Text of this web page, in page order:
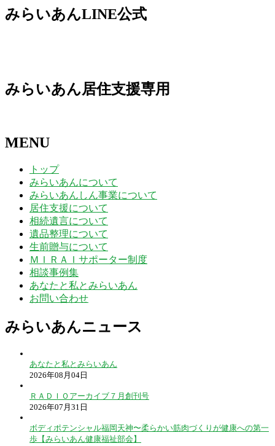
日 日 日 日 日 日 日
月
24 25 26
月
27
月
28 29 30
月
9
月
9
月 月
9
月
9
月
9
月
みらいあんLINE公式
みらいあん居住支援専用
MENU
トップ
みらいあんについて
みらいあんしん事業について
居住支援について
相続遺言について
遺品整理について
生前贈与について
ＭＩＲＡＩサポーター制度
相談事例集
あなたと私とみらいあん
お問い合わせ
みらいあんニュース
あなたと私とみらいあん
2026年08月04日
ＲＡＤＩＯアーカイブ７月創刊号
2026年07月31日
ボディポテンシャル福岡天神〜柔らかい筋肉づくりが健康への第一
歩【みらいあん健康福祉部会】